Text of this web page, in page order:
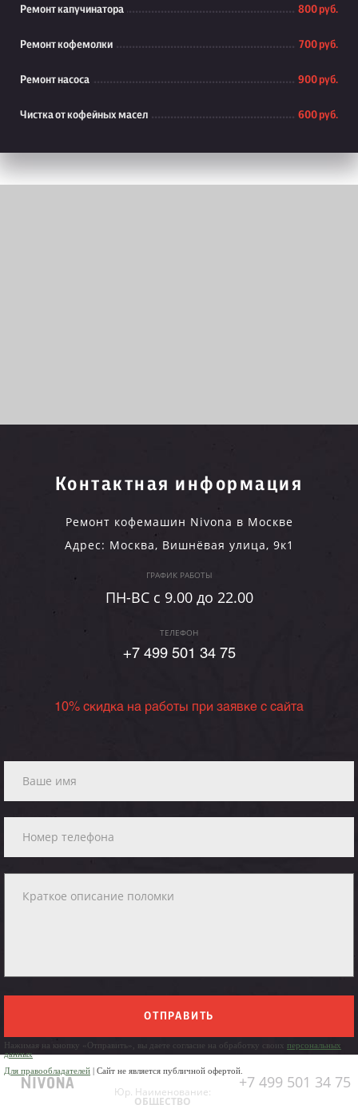
Ремонт капучинатора 800 руб.
Ремонт кофемолки 700 руб.
Ремонт насоса 900 руб.
Чистка от кофейных масел 600 руб.
Контактная информация
Ремонт кофемашин Nivona в Москве
Адрес: Москва, Вишнёвая улица, 9к1
ГРАФИК РАБОТЫ
ПН-ВC c 9.00 до 22.00
ТЕЛЕФОН
+7 499 501 34 75
10% скидка на работы при заявке с сайта
ОТПРАВИТЬ
Нажимая на кнопку «Отправить», вы даете согласие на обработку своих персональных
данных
Для правообладателей | Сайт не является публичной офертой.
+7 499 501 34 75
Юр. Наименование:
ОБЩЕСТВО